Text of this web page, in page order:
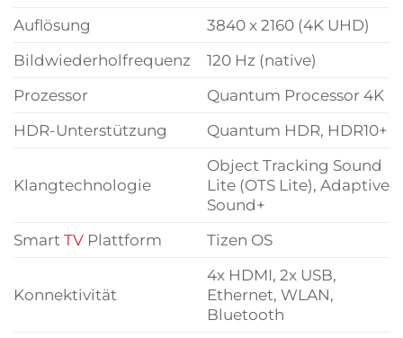
Auflösung
3840 x 2160 (4K UHD)
Bildwiederholfrequenz
120 Hz (native)
Prozessor
Quantum Processor 4K
HDR-Unterstützung
Quantum HDR, HDR10+
Klangtechnologie
Object Tracking Sound
Lite (OTS Lite), Adaptive
Sound+
Smart TV Plattform Tizen OS
Konnektivität
4x HDMI, 2x USB,
Ethernet, WLAN,
Bluetooth